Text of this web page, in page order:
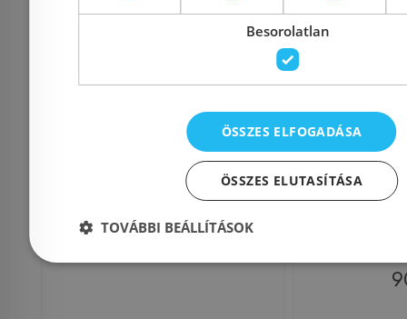
Sanimix 120x80 cm
Szögletes zuhanykabin
Besorolatlan
ÖSSZES ELFOGADÁSA
ÖSSZES ELUTASÍTÁSA
TOVÁBBI BEÁLLÍTÁSOK